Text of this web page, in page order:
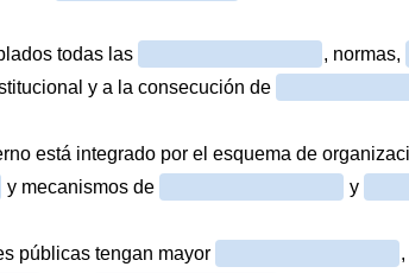
todas las , normas,
y a la consecución de
está integrado por el esquema de
y mecanismos de y
públicas tengan mayor